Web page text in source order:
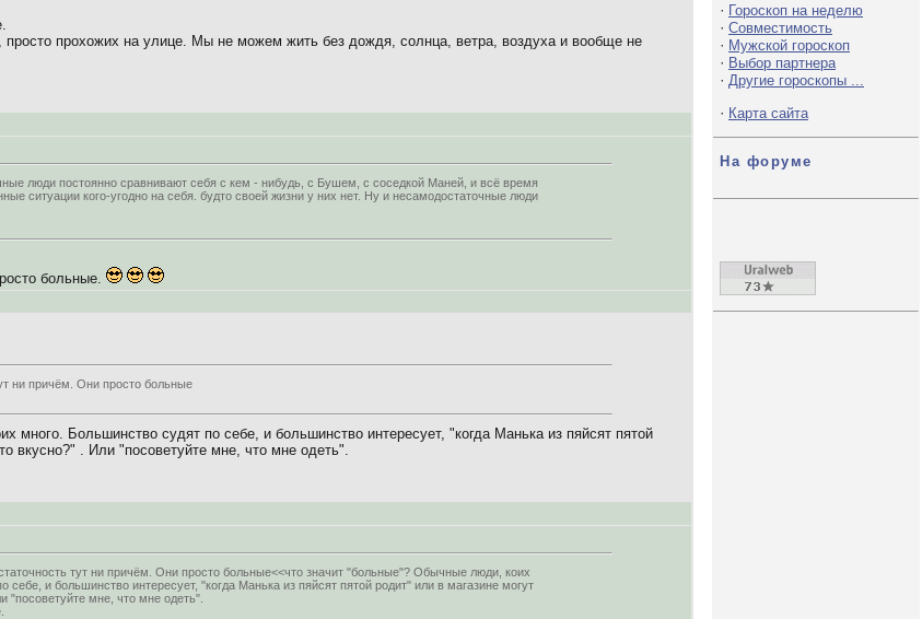
прохожих на улице. Мы не можем жить без дождя, солнца, ветра, воздуха и вообще не
люди постоянно сравнивают себя с кем - нибудь, с Бушем, с соседкой Маней, и всё время
ситуации кого-угодно на себя. будто своей жизни у них нет. Ну и несамодостаточные люди
больные.
ни причём. Они просто больные
много. Большинство судят по себе, и большинство интересует, "когда Манька из пяйсят пятой
вкусно?" . Или "посоветуйте мне, что мне одеть".
тут ни причём. Они просто больные<<что значит "больные"? Обычные люди, коих
себе, и большинство интересует, "когда Манька из пяйсят пятой родит" или в магазине могут
"посоветуйте мне, что мне одеть".
· Гороскоп на неделю
· Совместимость
· Мужской гороскоп
· Выбор партнера
· Другие гороскопы ...
· Карта сайта
На форуме